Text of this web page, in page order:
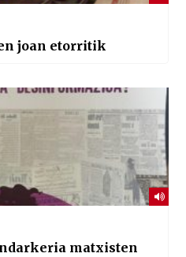
joan etorritik
matxisten